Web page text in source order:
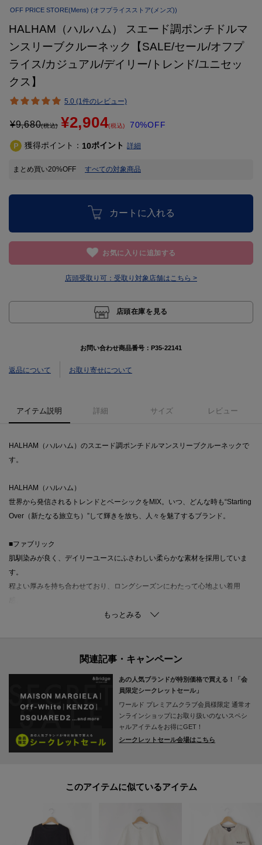
OFF PRICE STORE(Mens) (オフプライスストア(メンズ))
HALHAM（ハルハム） スエード調ポンチドルマ
ンスリーブクルーネック【SALE/セール/オフプ
ライス/カジュアル/デイリー/トレンド/ユニセッ
クス】
5.0 (1件のレビュー)
¥9,680(税込) ¥2,904(税込) 70%OFF
獲得ポイント： 10ポイント 詳細
まとめ買い20%OFF すべての対象商品
カートに入れる
お気に入りに追加する
店頭受取り可： 受取り対象店舗はこちら >
店頭在庫を見る
お問い合わせ商品番号： P35-22141
返品について お取り寄せについて
アイテム説明 詳細 サイズ レビュー
HALHAM（ハルハム）のスエード調ポンチドルマンスリーブクルーネックで
す。
HALHAM（ハルハム）
世界から発信されるトレンドとベーシックをMIX。いつ、どんな時も“Starting
Over（新たなる旅立ち）”して輝きを放ち、人々を魅了するブランド。
■ファブリック
肌馴染みが良く、デイリーユースにふさわしい柔らかな素材を採用していま
す。
程よい厚みを持ち合わせており、ロングシーズンにわたって心地よい着用
アクティブな動きにも対応するしなやかさが、ストレスフリーな日常をサポ
フロントにあしらわれたヴィンテージライクなプリントが、大人の遊び心を
くすぐるアクセント。
コントラストの効いた配色で、カジュアルな中に洗練された印象を与える仕
上がりです。
センタープレスの入ったきれいめなパンツと合わせることで、モダンなミッ
休日のお出かけやドライブシーンはもちろん、リラックスしたいひとときに
あの人気ブランドが特別価格で買える！「会
員限定シークレットセール」
ワールド プレミアムクラブ会員様限定 通常オ
ンラインショップにお取り扱いのないスペシ
ャルアイテムをお得にGET！
シークレットセール会場はこちら
このアイテムに似ているアイテム